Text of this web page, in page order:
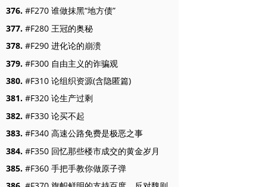
376. #F270 谁做抹黑“地方债”
377. #F280 王冠的奥秘
378. #F290 进化论的崩溃
379. #F300 自由主义的诈骗观
380. #F310 论组织资源(含隐匿篇)
381. #F320 论生产过剩
382. #F330 论买不起
383. #F340 高速公路免费是极恶之事
384. #F350 回忆那些楼市成交的黄金岁月
385. #F360 手把手教你做原子弹